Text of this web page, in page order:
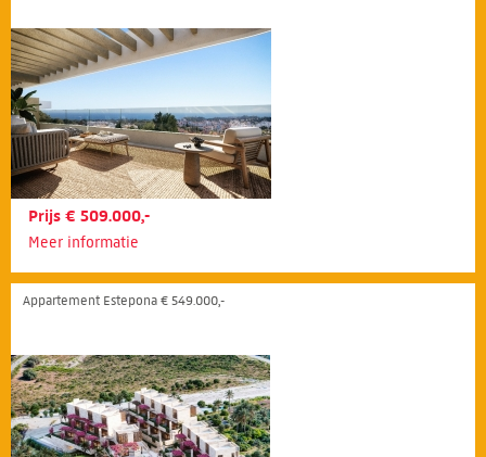
Prijs € 509.000,-
Meer informatie
Appartement Estepona € 549.000,-